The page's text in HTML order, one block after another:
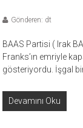
Gönderen: dt
BAAS Partisi ( Irak
Franks’ın emriyle
gösteriyordu. İşgal
Devamını Oku